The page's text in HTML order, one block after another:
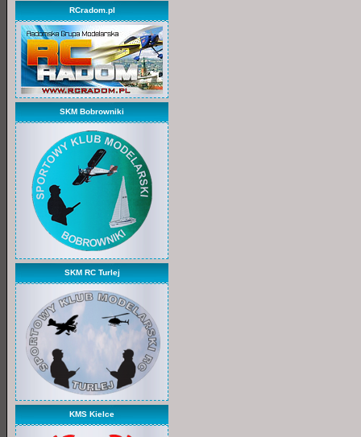
RCradom.pl
SKM Bobrowniki
SKM RC Turlej
KMS Kielce